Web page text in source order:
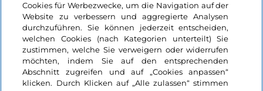
Bleiben wir in Kontakt
Cookies für Werbezwecke, um die Navigation auf der
Website zu verbessern und aggregierte Analysen
durchzuführen. Sie können jederzeit entscheiden,
welchen Cookies (nach Kategorien unterteilt) Sie
zustimmen, welche Sie verweigern oder widerrufen
möchten, indem Sie auf den entsprechenden
Abschnitt zugreifen und auf „Cookies anpassen“
klicken. Durch Klicken auf „Alle zulassen“ stimmen